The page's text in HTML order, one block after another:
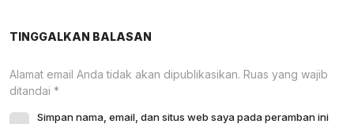
TINGGALKAN BALASAN
Alamat email Anda tidak akan dipublikasikan. Ruas yang wajib
ditandai *
Simpan nama, email, dan situs web saya pada peramban ini